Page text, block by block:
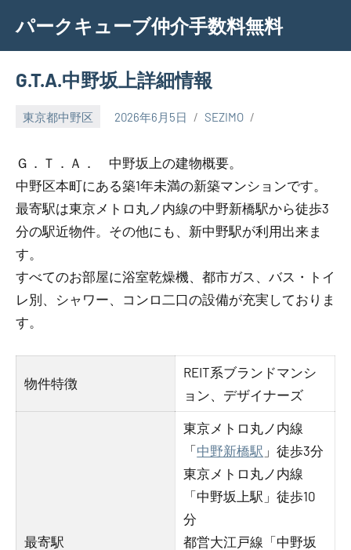
content
パークキューブ仲介手数料無料
G.T.A.中野坂上詳細情報
東京都中野区 2026年6月5日 SEZIMO
Ｇ．Ｔ．Ａ． 中野坂上の建物概要。
中野区本町にある築1年未満の新築マンションです。
最寄駅は東京メトロ丸ノ内線の中野新橋駅から徒歩3
分の駅近物件。その他にも、新中野駅が利用出来ま
す。
すべてのお部屋に浴室乾燥機、都市ガス、バス・トイ
レ別、シャワー、コンロ二口の設備が充実しておりま
す。
物件特徴
REIT系ブランドマンシ
ョン、デザイナーズ
最寄駅
東京メトロ丸ノ内線
「中野新橋駅 」徒歩3分
東京メトロ丸ノ内線
「中野坂上駅」徒歩10
分
都営大江戸線「中野坂